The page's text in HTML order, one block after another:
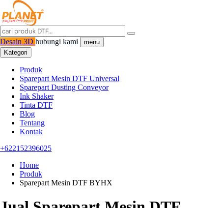
Desain 3D hubungi kami
menu
Kategori
Produk
Sparepart Mesin DTF Universal
Sparepart Dusting Conveyor
Ink Shaker
Tinta DTF
Blog
Tentang
Kontak
+622152396025
Home
Produk
Sparepart Mesin DTF BYHX